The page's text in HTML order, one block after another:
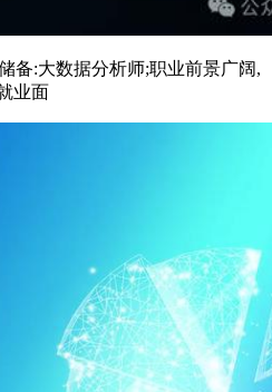
备:大数据分析师;职业前景广阔,
业面